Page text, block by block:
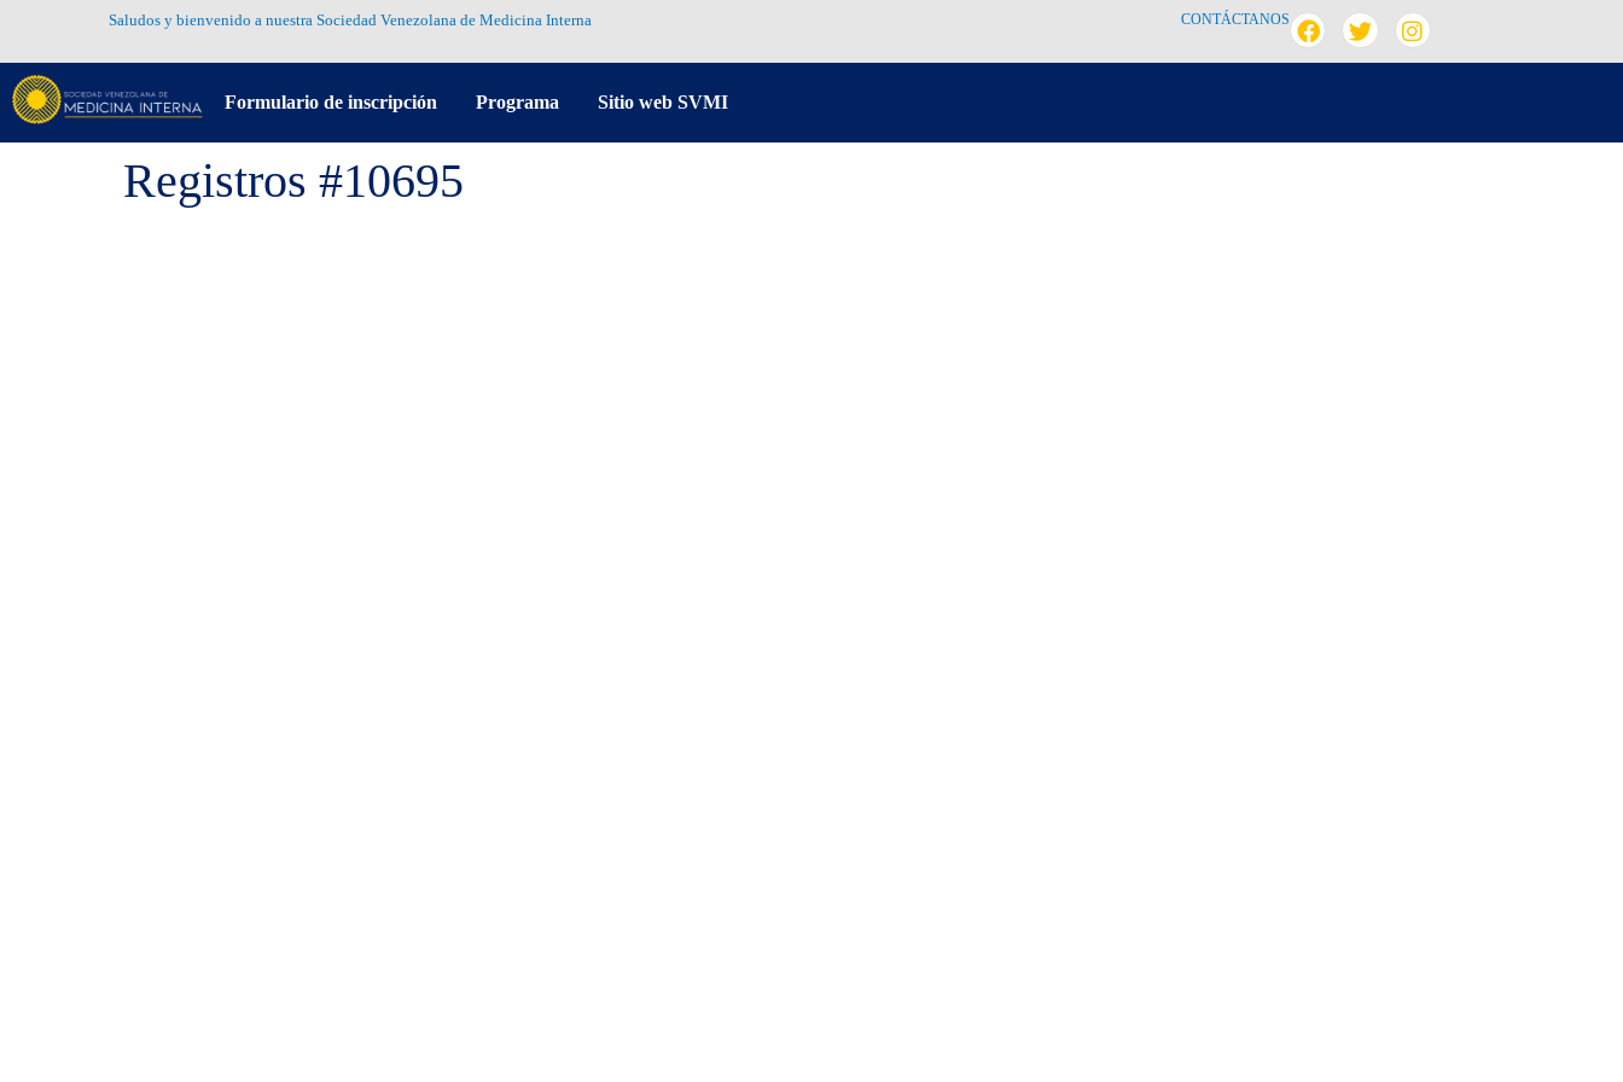
Saludos y bienvenido a nuestra Sociedad Venezolana de Medicina Interna CONTÁCTANOS
Formulario de inscripción Programa Sitio web SVMI
Registros #10695